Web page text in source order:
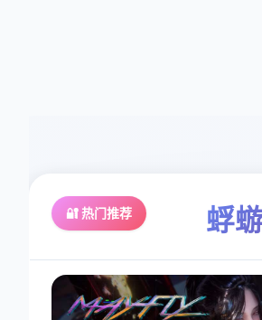
🔐 热门推荐 蜉